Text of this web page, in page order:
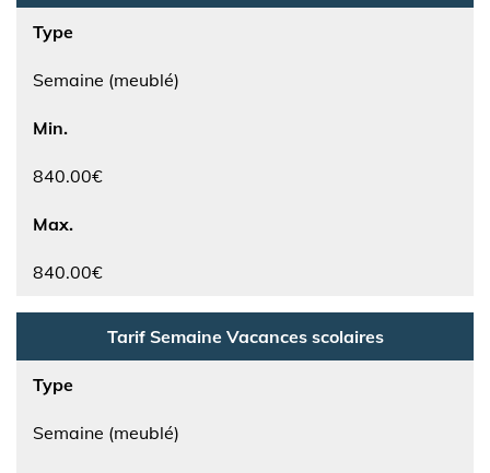
Type
Semaine (meublé)
Min.
840.00€
Max.
840.00€
Tarif Semaine Vacances scolaires
Type
Semaine (meublé)